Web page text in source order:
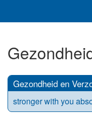
Gezondheid en
stronger with you